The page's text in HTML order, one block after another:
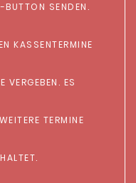
BUTTON SENDEN.
KASSENTERMINE
VERGEBEN. ES
TERMINE